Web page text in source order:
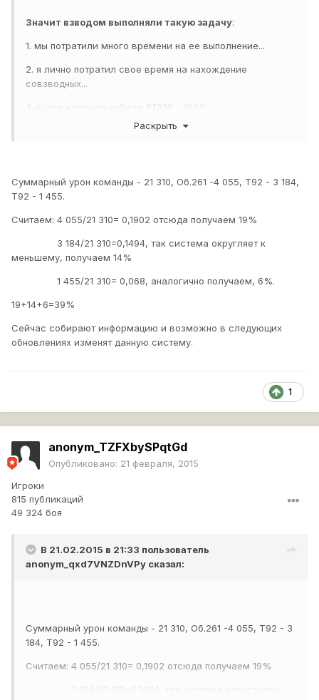
Значит взводом выполняли такую задачу:
1. мы потратили много времени на ее выполнение...
2. я лично потратил свое время на нахождение
совзводных...
8694
Что за фигня творится... ВГ плохо считает или я???
атар
состоящим из САУ.
Нанести противнику не менее
40% от суммарного урона
вашей команды.
Взвод
свободног
о опыта.
премиум-
Раскрыть
Суммарный урон команды - 21 310, Об.261 -4 055, Т92 - 3 184,
Т92 - 1 455.
Считаем: 4 055/21 310= 0,1902 отсюда получаем 19%
3 184/21 310=0,1494, так система округляет к
меньшему, получаем 14%
1 455/21 310= 0,068, аналогично получаем, 6%.
19+14+6=39%
Сейчас собирают информацию и возможно в следующих
обновлениях изменят данную систему.
1
anonym_TZFXbySPqtGd
Опубликовано: 21 февраля, 2015
Игроки
815 публикаций
49 324 боя
В 21.02.2015 в 21:33 пользователь
anonym_qxd7VNZDnVPy сказал:
Суммарный урон команды - 21 310, Об.261 -4 055, Т92 - 3
184, Т92 - 1 455.
Считаем: 4 055/21 310= 0,1902 отсюда получаем 19%